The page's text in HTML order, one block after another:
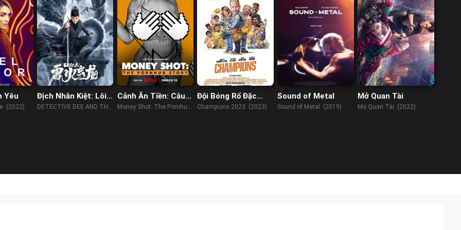
Yêu
(2022)
Địch Nhân Kiệt: Lôi
Hỏa Huyền Long
DETECTIVE DEE AND THE
Cảnh Ăn Tiền: Câu
Chuyện Về Pornhub
Money Shot: The Pornhub
Đội Bóng Rổ Đặc
Biệt
Champions 2023 (2023)
Sound of Metal
Sound of Metal (2019)
Mở Quan Tài
Mở Quan Tài (2022)